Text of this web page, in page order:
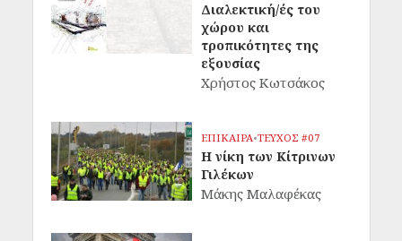
Διαλεκτική/ές του
χώρου και
τροπικότητες της
εξουσίας
Χρήστος Κωτσάκος
ΕΠΙΚΑΙΡΑ•ΤΕΥΧΟΣ #07
Η νίκη των Κίτρινων
Γιλέκων
Μάκης Μαλαφέκας